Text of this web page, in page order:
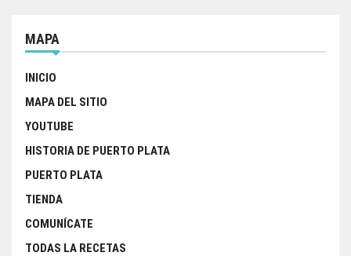
MAPA
INICIO
MAPA DEL SITIO
YOUTUBE
HISTORIA DE PUERTO PLATA
PUERTO PLATA
TIENDA
COMUNÍCATE
TODAS LA RECETAS